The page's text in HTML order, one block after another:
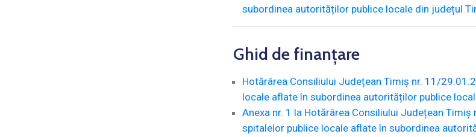
subordinea autorităților publice locale din județul
Ghid de finanțare
Hotărârea Consiliului Județean Timiș nr. 11/
locale aflate în subordinea autorităților publice
Anexa nr. 1 la Hotărârea Consiliului Județean
spitalelor publice locale aflate în subordinea